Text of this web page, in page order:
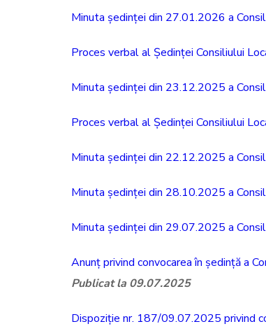
Minuta ședinței din 27.01.2026 a
Proces verbal al Ședinței Consiliului
Minuta ședinței din 23.12.2025 a
Proces verbal al Ședinței Consiliului
Minuta ședinței din 22.12.2025 a
Minuta ședinței din 28.10.2025 a
Minuta ședinței din 29.07.2025 a
Anunț privind convocarea în ședință a
Publicat la 09.07.2025
Dispoziție nr. 187/09.07.2025 privind